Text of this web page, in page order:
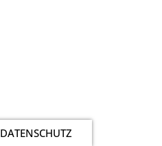
DATENSCHUTZ